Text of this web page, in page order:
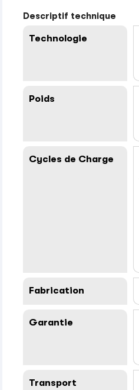
Descriptif technique
Technologie
Poids
Cycles de Charge
Fabrication
Garantie
Transport